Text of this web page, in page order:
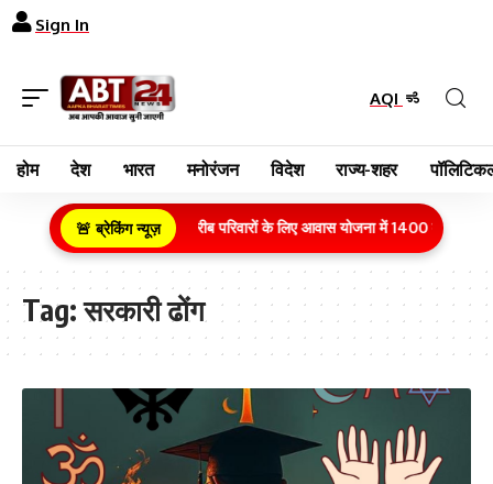
Sign In
AQI
होम देश भारत मनोरंजन विदेश राज्य-शहर
🚨 ब्रेकिंग न्यूज़
ग्रामीण क्षेत्र के गरीब परिवारों के लिए आवास योजना में 1400 करोड़
Tag:सरकारी ढोंग